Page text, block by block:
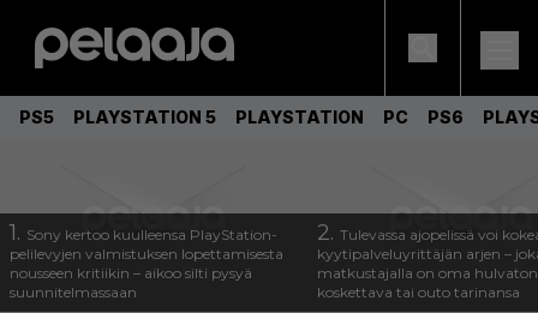
PS5 PLAYSTATION 5 PLAYSTATION PC PS6
1. Sony kertoo kuulleensa PlayStation-
pelilevyjen valmistuksen lopettamisesta
nousseen kritiikin – aikoo silti pysyä
suunnitelmassaan
2. Tulevassa ajopelissä voi
kyytipalveluyrittäjän arjen –
matkustajalla on oma
koskettava tai outo tarinansa